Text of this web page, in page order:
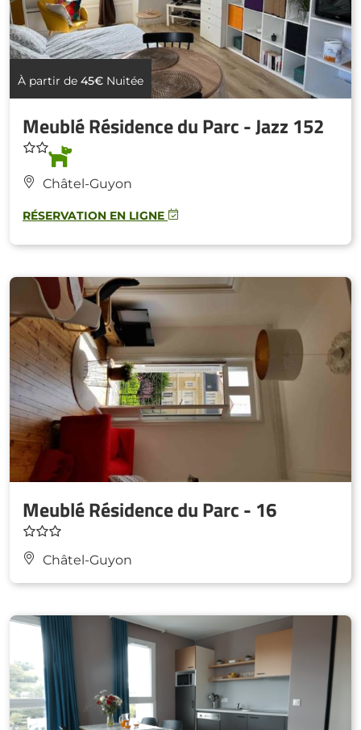
À partir de 45€ Nuitée
Meublé Résidence du Parc - Jazz 152
Châtel-Guyon
RÉSERVATION EN LIGNE
Meublé Résidence du Parc - 16
Châtel-Guyon